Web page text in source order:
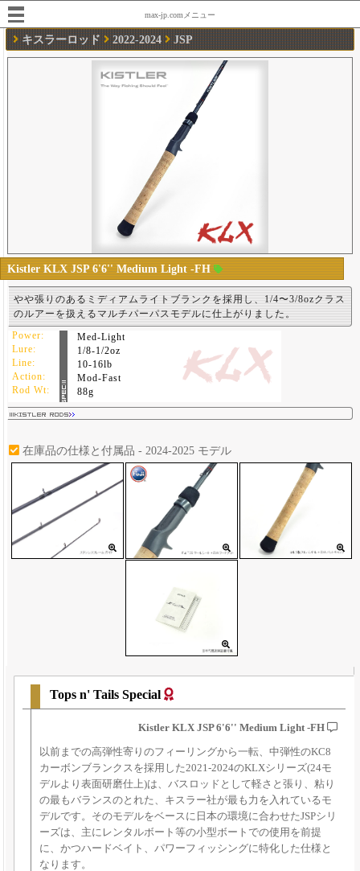
max-jp.comメニュー
キスラーロッド 2022-2024 JSP
Kistler KLX JSP 6'6'' Medium Light -FH
やや張りのあるミディアムライトブランクを採用し、1/4〜3/8ozクラス
のルアーを扱えるマルチパーパスモデルに仕上がりました。
Power:
Med-Light
Lure:
1/8-1/2oz
Line:
10-16lb
Action:
Mod-Fast
Rod Wt:
88g
在庫品の仕様と付属品 - 2024-2025 モデル
Tops n' Tails Special
Kistler KLX JSP 6'6'' Medium Light -FH
以前までの高弾性寄りのフィーリングから一転、中弾性のKC8
カーボンブランクスを採用した2021-2024のKLXシリーズ(24モ
デルより表面研磨仕上)は、バスロッドとして軽さと張り、粘り
の最もバランスのとれた、キスラー社が最も力を入れているモ
デルです。そのモデルをベースに日本の環境に合わせたJSPシリ
ーズは、主にレンタルボート等の小型ボートでの使用を前提
に、かつハードベイト、パワーフィッシングに特化した仕様と
なります。